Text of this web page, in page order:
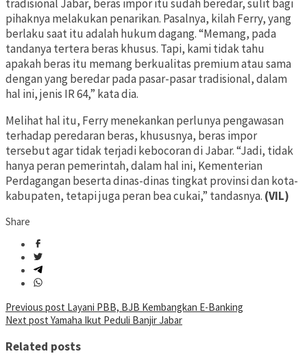
tradisional Jabar, beras impor itu sudah beredar, sulit bagi
pihaknya melakukan penarikan. Pasalnya, kilah Ferry, yang
berlaku saat itu adalah hukum dagang. “Memang, pada
tandanya tertera beras khusus. Tapi, kami tidak tahu
apakah beras itu memang berkualitas premium atau sama
dengan yang beredar pada pasar-pasar tradisional, dalam
hal ini, jenis IR 64,” kata dia.
Melihat hal itu, Ferry menekankan perlunya pengawasan
terhadap peredaran beras, khususnya, beras impor
tersebut agar tidak terjadi kebocoran di Jabar. “Jadi, tidak
hanya peran pemerintah, dalam hal ini, Kementerian
Perdagangan beserta dinas-dinas tingkat provinsi dan kota-
kabupaten, tetapi juga peran bea cukai,” tandasnya. (VIL)
Share
Post
navigation
Previous post Layani PBB, BJB Kembangkan E-Banking
Next post Yamaha Ikut Peduli Banjir Jabar
Related posts